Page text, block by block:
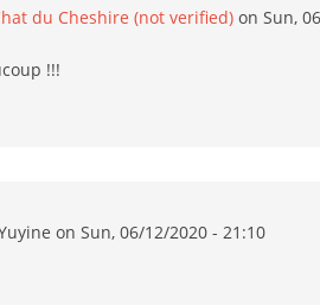
du Cheshire (not verified) on Sun,
!!!
on Sun, 06/12/2020 - 21:10